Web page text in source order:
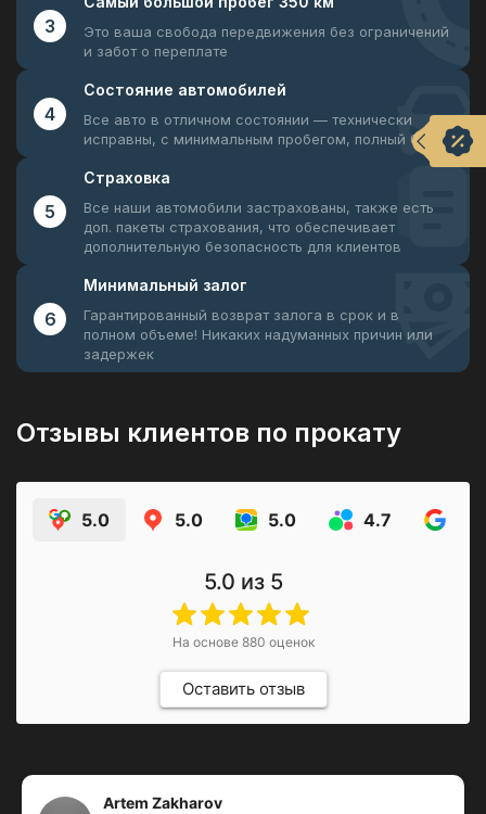
3 Это ваша свобода передвижения без ограничений
и забот о переплате
4
Состояние автомобилей
Все авто в отличном состоянии — технически
исправны, с минимальным пробегом, полный бак
5
Страховка
Все наши автомобили застрахованы, также есть
доп. пакеты страхования, что обеспечивает
дополнительную безопасность для клиентов
6
Минимальный залог
Гарантированный возврат залога в срок и в
полном объеме! Никаких надуманных причин или
задержек
Отзывы клиентов по прокату
5.0 5.0 5.0 4.7
5.0 из 5
На основе 880 оценок
Оставить отзыв
Artem Zakharov